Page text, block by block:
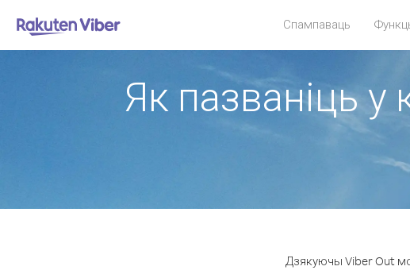
Спампаваць
Як пазваніць у
Дзякуючы Viber Out